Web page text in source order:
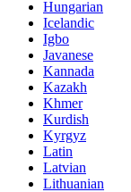
Hungarian
Icelandic
Igbo
Javanese
Kannada
Kazakh
Khmer
Kurdish
Kyrgyz
Latin
Latvian
Lithuanian